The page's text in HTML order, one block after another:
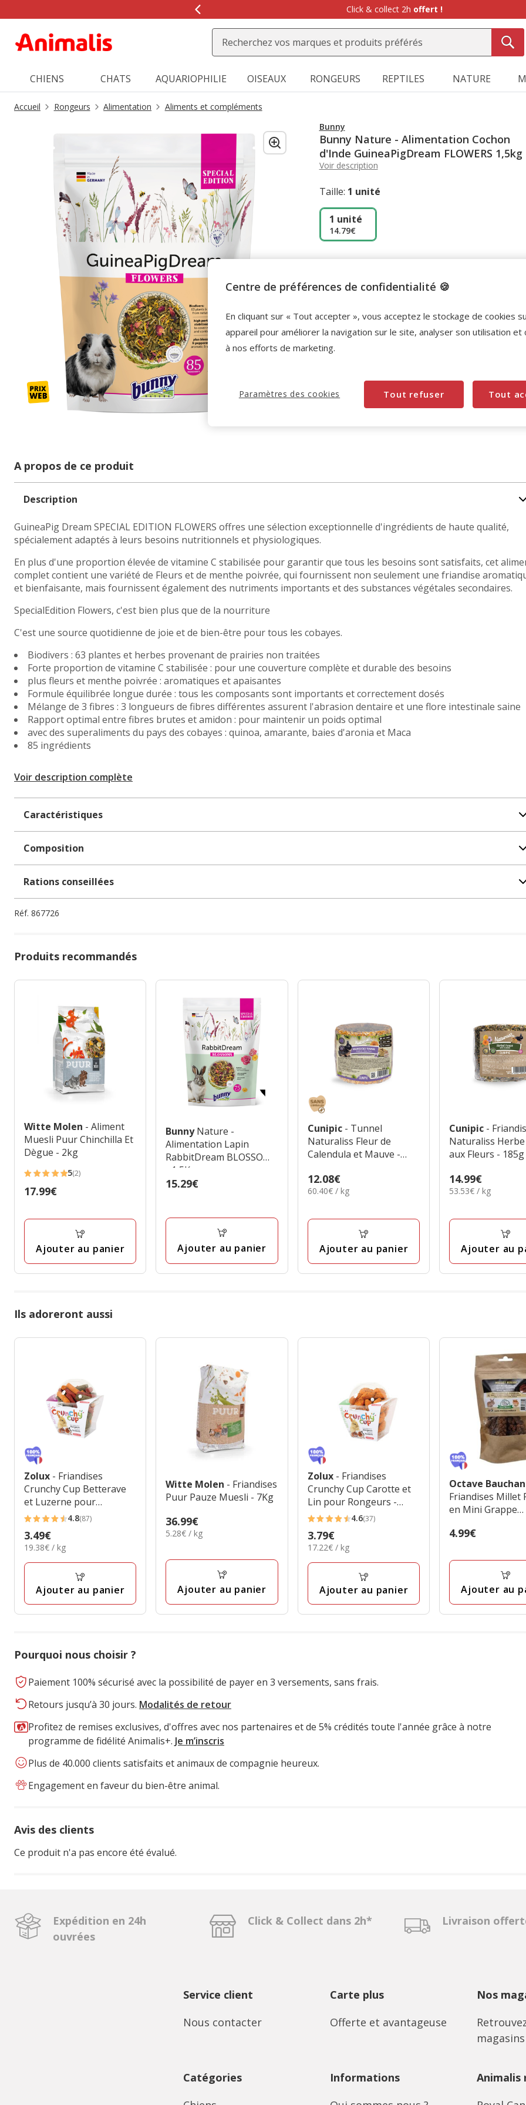
de
message,
Click & collect 2h offert !
CHIENS CHATS AQUARIOPHILIE OISEAUX RONGEURS REPTILES NATURE
Accueil Rongeurs Alimentation
Aliments et compléments
Bunny
Bunny Nature - Alimentation Cochon
d'Inde GuineaPigDream FLOWERS 1,5kg
Voir description
Taille: 1 unité
1 unité
14.79€
Carte Animalis. Offre non cumulable aux autres
promotions en cours.
Voir conditions
Code:
Copier
A propos de ce produit
Description
GuineaPig Dream SPECIAL EDITION FLOWERS offres une sélection exceptionnelle d'ingrédients de haute qualité,
spécialement adaptés à leurs besoins nutritionnels et physiologiques.
En plus d'une proportion élevée de vitamine C stabilisée pour garantir que tous les besoins sont satisfaits, cet
complet contient une variété de Fleurs et de menthe poivrée, qui fournissent non seulement une friandise
et bienfaisante, mais fournissent également des nutriments importants et des substances végétales secondaires.
SpecialEdition Flowers, c'est bien plus que de la nourriture
C'est une source quotidienne de joie et de bien-être pour tous les cobayes.
Biodivers : 63 plantes et herbes provenant de prairies non traitées
Forte proportion de vitamine C stabilisée : pour une couverture complète et durable des besoins
plus fleurs et menthe poivrée : aromatiques et apaisantes
Formule équilibrée longue durée : tous les composants sont importants et correctement dosés
Mélange de 3 fibres : 3 longueurs de fibres différentes assurent l'abrasion dentaire et une flore intestinale saine
Rapport optimal entre fibres brutes et amidon : pour maintenir un poids optimal
avec des superaliments du pays des cobayes : quinoa, amarante, baies d'aronia et Maca
85 ingrédients
Voir description complète
Caractéristiques
Composition
Rations conseillées
Réf. 867726
Produits recommandés
Witte Molen - Aliment
Muesli Puur Chinchilla Et
Dègue - 2kg
5
étoiles
2
5(2)
Prix
17.99€
Ajouter au panier
BunnyNature -
Alimentation Lapin
RabbitDream BLOSSOMS
- 1,5Kg
Prix
15.29€
Ajouter au panier
Cunipic - Tunnel
Naturaliss Fleur de
Calendula et Mauve -
Prix
12.08€
12.08€
60.40€
60.40€ / kg
Ajouter au panier
Cunipic -
Naturaliss Herbe
aux Fleurs - 185g
Prix
14.99€
14.99€
53.53€
53.53€ / kg
Ajouter au
Ils adoreront aussi
Zolux - Friandises
Crunchy Cup Betterave
et Luzerne pour
Rongeurs - 180g
4.8
étoiles
avec
87
4.8(87)
Prix
3.49€
3.49€
19.38€
Kg
19.38€ / kg
Ajouter au panier
Witte Molen - Friandises
Puur Pauze Muesli - 7Kg
Prix
36.99€
36.99€
5.28€
5.28€ / kg
Ajouter au panier
Zolux - Friandises
Crunchy Cup Carotte et
Lin pour Rongeurs -
200g
4.6
étoiles
avec
37
4.6(37)
Prix
3.79€
3.79€
17.22€
Kg
17.22€ / kg
Ajouter au panier
Octave
Friandises Millet
en Mini Grappe
Prix
4.99€
Ajouter au
Pourquoi nous choisir ?
Paiement 100% sécurisé avec la possibilité de payer en 3 versements, sans frais.
Retours jusqu’à 30 jours. Modalités de retour
Profitez de remises exclusives, d'offres avec nos partenaires et de 5% crédités toute l'année grâce à notre
programme de fidélité Animalis+. Je m’inscris
Plus de 40.000 clients satisfaits et animaux de compagnie heureux.
Engagement en faveur du bien-être animal.
Avis des clients
Ce produit n'a pas encore été évalué.
Expédition en 24h
ouvrées
Click & Collect dans 2h* Livraison
Service client
Nous contacter
Carte plus
Offerte et avantageuse
Nos
magasins
Catégories
Informations
Animalis
Centre de préférences de confidentialité 🍪
En cliquant sur « Tout accepter », vous acceptez le stockage de cookies
appareil pour améliorer la navigation sur le site, analyser son utilisation et
à nos efforts de marketing.
Tout refuser Tout
Paramètres des cookies